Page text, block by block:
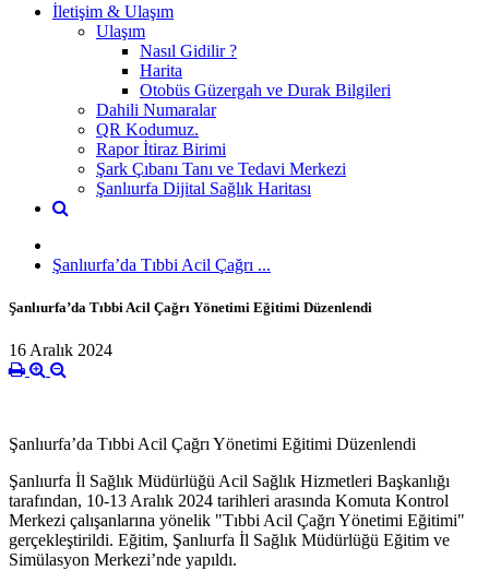
İletişim & Ulaşım
Ulaşım
Nasıl Gidilir ?
Harita
Otobüs Güzergah ve Durak Bilgileri
Dahili Numaralar
QR Kodumuz.
Rapor İtiraz Birimi
Şark Çıbanı Tanı ve Tedavi Merkezi
Şanlıurfa Dijital Sağlık Haritası
Şanlıurfa’da Tıbbi Acil Çağrı ...
Şanlıurfa’da Tıbbi Acil Çağrı Yönetimi Eğitimi Düzenlendi
16 Aralık 2024
Şanlıurfa’da Tıbbi Acil Çağrı Yönetimi Eğitimi Düzenlendi
Şanlıurfa İl Sağlık Müdürlüğü Acil Sağlık Hizmetleri Başkanlığı
tarafından, 10-13 Aralık 2024 tarihleri arasında Komuta Kontrol
Merkezi çalışanlarına yönelik "Tıbbi Acil Çağrı Yönetimi Eğitimi"
gerçekleştirildi. Eğitim, Şanlıurfa İl Sağlık Müdürlüğü Eğitim ve
Simülasyon Merkezi’nde yapıldı.